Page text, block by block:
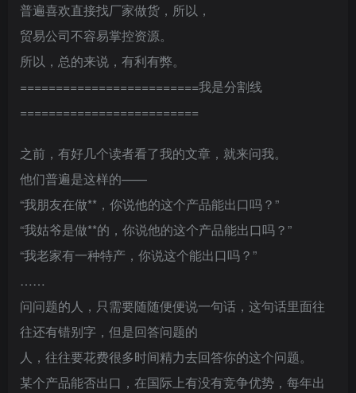
普遍喜欢直接找厂家做货，所以，
贸易公司不容易掌控资源。
所以，总的来说，有利有弊。
=========================我是分割线
=========================
之前，有好几个读者看了我的文章，就来问我。
他们普遍是这样的——
“我朋友在做**，你说他的这个产品能出口吗？”
“我姑爷是做**的，你说他的这个产品能出口吗？”
“我老家有一种特产，你说这个能出口吗？”
……
问问题的人，只需要随随便便说一句话，这句话里面往
往还有错别字，但是回答问题的
人，往往要花费很多时间精力去回答你的这个问题。
某个产品能否出口，在国际上有没有竞争优势，每年出